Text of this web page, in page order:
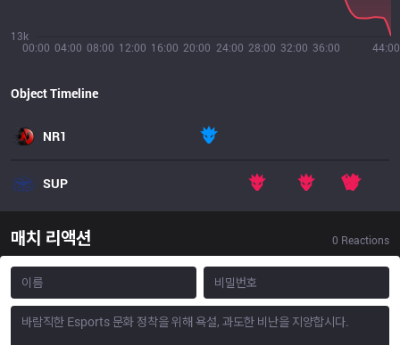
00:00 04:00 08:00 12:00 16:00 20:00 24:00 28:00 32:00 36:00 44:00
13k
Object Timeline
NR1
SUP
매치 리액션 0 Reactions